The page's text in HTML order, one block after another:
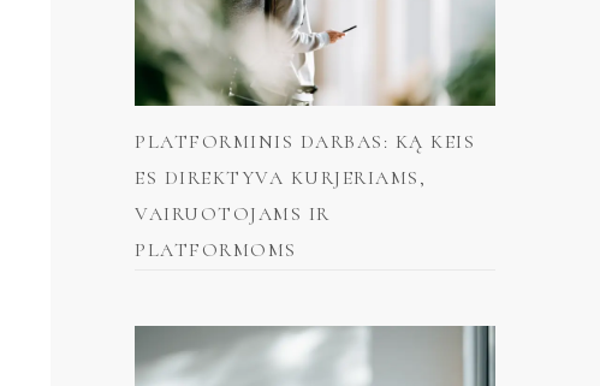
PLATFORMINIS DARBAS: KĄ KEIS
ES DIREKTYVA KURJERIAMS,
VAIRUOTOJAMS IR
PLATFORMOMS